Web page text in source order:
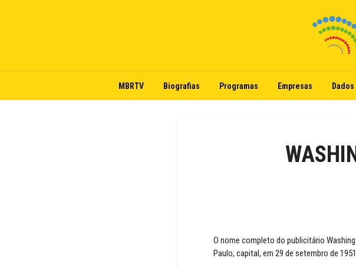
MBRTV Biografias Programas Empresas Dados
O nome completo do publicitário
Paulo, capital, em 29 de setembro de